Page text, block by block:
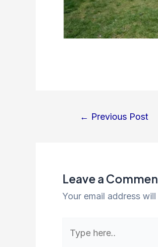
Post← Previous Post
Leave a
Your email address
here..